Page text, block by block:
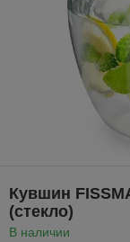
Кувшин
(стекло)
В наличии